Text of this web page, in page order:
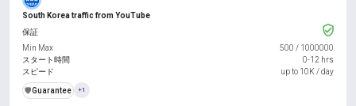
South Korea traffic from YouTube
保証
Min Max
500 / 1000000
スタート時間
0-12 hrs
スピード
up to 10K / day
️🛡️Guarantee +1